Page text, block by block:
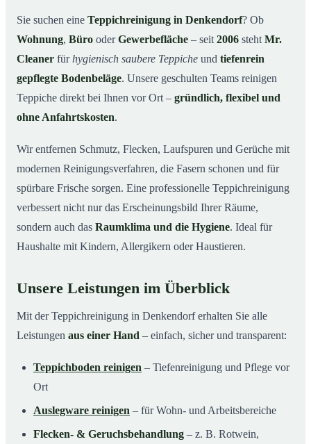
03Warum Mr. Cleaner in Denkendorf?
04Teppichreinigung in Denkendorf und Umgebung
05Jetzt Angebot einholen
Teppichreinigung in Denkendorf im Einsatz
Sie suchen eine Teppichreinigung in Denkendorf? Ob
Wohnung, Büro oderGewerbefläche – seit 2006 steht Mr.
Cleaner fürhygienisch saubere Teppiche und tiefenrein
gepflegte Bodenbeläge. Unsere geschulten Teams reinigen
Teppiche direkt bei Ihnen vor Ort – gründlich, flexibel und
ohne Anfahrtskosten.
Wir entfernen Schmutz, Flecken, Laufspuren und Gerüche mit
modernen Reinigungsverfahren, die Fasern schonen und für
spürbare Frische sorgen. Eine professionelle Teppichreinigung
verbessert nicht nur das Erscheinungsbild Ihrer Räume,
sondern auch das Raumklima und die Hygiene. Ideal für
Haushalte mit Kindern, Allergikern oder Haustieren.
Unsere Leistungen im Überblick
Mit der Teppichreinigung in Denkendorf erhalten Sie alle
Leistungen aus einer Hand – einfach, sicher und transparent:
Teppichboden reinigen – Tiefenreinigung und Pflege vor
Ort
Auslegware reinigen – für Wohn- und Arbeitsbereiche
Flecken- & Geruchsbehandlung – z. B. Rotwein,